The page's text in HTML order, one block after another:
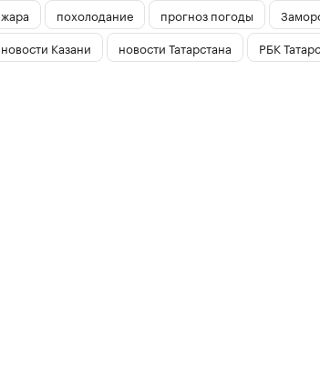
жара похолодание прогноз погоды
новости Казани
новости Татарстана РБК